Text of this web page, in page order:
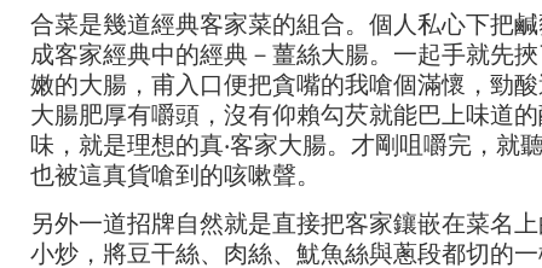
合菜是幾道經典客家菜的組合。個人私心下把
成客家經典中的經典－薑絲大腸。一起手就先
嫩的大腸，甫入口便把貪嘴的我嗆個滿懷，勁
大腸肥厚有嚼頭，沒有仰賴勾芡就能巴上味道
味，就是理想的真‧客家大腸。才剛咀嚼完，就
也被這真貨嗆到的咳嗽聲。
另外一道招牌自然就是直接把客家鑲嵌在菜名
小炒，將豆干絲、肉絲、魷魚絲與蔥段都切的